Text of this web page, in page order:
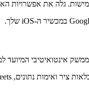
אינטואיטיבי המיועד